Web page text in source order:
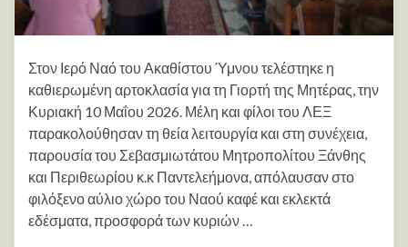
Στον Ιερό Ναό του Ακαθίστου Ύμνου τελέστηκε η
καθιερωμένη αρτοκλασία για τη Γιορτή της Μητέρας, την
Κυριακή 10 Μαΐου 2026. Μέλη και φίλοι του ΛΕΞ
παρακολούθησαν τη θεία λειτουργία και στη συνέχεια,
παρουσία του Σεβασμιωτάτου Μητροπολίτου Ξάνθης
και Περιθεωρίου κ.κ Παντελεήμονα, απόλαυσαν στο
φιλόξενο αύλιο χώρο του Ναού καφέ και εκλεκτά
εδέσματα, προσφορά των κυριών …